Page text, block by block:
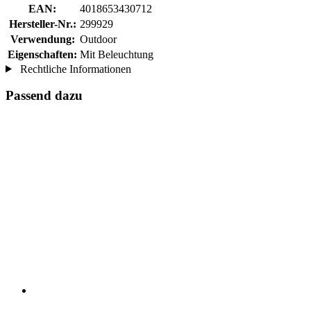
EAN:
4018653430712
Hersteller-Nr.: 299929
Verwendung: Outdoor
Eigenschaften: Mit Beleuchtung
Rechtliche Informationen
Passend dazu